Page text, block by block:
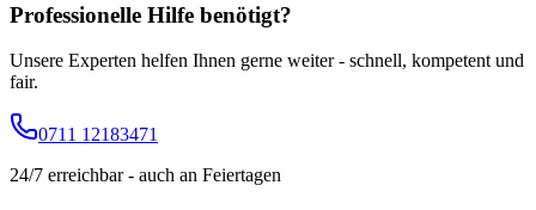
Professionelle Hilfe benötigt?
Unsere Experten helfen Ihnen gerne weiter - schnell, kompetent und
fair.
0711 12183471
24/7 erreichbar - auch an Feiertagen